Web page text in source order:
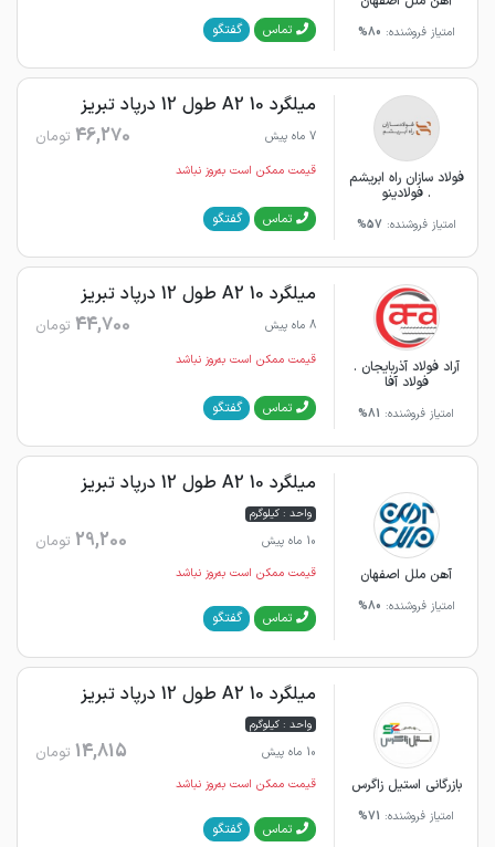
امتیاز فروشنده: 80% تماس گفتگو
فولاد سازان راه ابریشم
. فولادینو
امتیاز فروشنده: 57%
میلگرد 10 A2 طول 12 درپاد تبریز
7 ماه پیش 46,270 تومان
قیمت ممکن است به‌روز نباشد
تماس گفتگو
آراد فولاد آذربایجان .
فولاد آفا
امتیاز فروشنده: 81%
میلگرد 10 A2 طول 12 درپاد تبریز
8 ماه پیش 44,700 تومان
قیمت ممکن است به‌روز نباشد
تماس گفتگو
آهن ملل اصفهان
امتیاز فروشنده: 80%
میلگرد 10 A2 طول 12 درپاد تبریز
واحد : کیلوگرم
10 ماه پیش
29,200 تومان
قیمت ممکن است به‌روز نباشد
تماس گفتگو
بازرگانی استیل زاگرس
امتیاز فروشنده: 71%
میلگرد 10 A2 طول 12 درپاد تبریز
واحد : کیلوگرم
10 ماه پیش
14,815 تومان
قیمت ممکن است به‌روز نباشد
تماس گفتگو